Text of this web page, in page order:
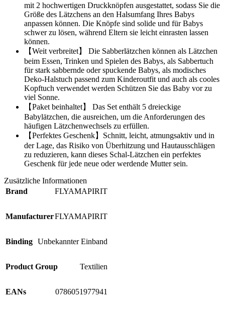
mit 2 hochwertigen Druckknöpfen ausgestattet, sodass Sie die
Größe des Lätzchens an den Halsumfang Ihres Babys
anpassen können. Die Knöpfe sind solide und für Babys
schwer zu lösen, während Eltern sie leicht einrasten lassen
können.
【Weit verbreitet】 Die Sabberlätzchen können als Lätzchen
beim Essen, Trinken und Spielen des Babys, als Sabbertuch
für stark sabbernde oder spuckende Babys, als modisches
Deko-Halstuch passend zum Kinderoutfit und auch als cooles
Kopftuch verwendet werden Schützen Sie das Baby vor zu
viel Sonne.
【Paket beinhaltet】 Das Set enthält 5 dreieckige
Babylätzchen, die ausreichen, um die Anforderungen des
häufigen Lätzchenwechsels zu erfüllen.
【Perfektes Geschenk】Schnitt, leicht, atmungsaktiv und in
der Lage, das Risiko von Überhitzung und Hautausschlägen
zu reduzieren, kann dieses Schal-Lätzchen ein perfektes
Geschenk für jede neue oder werdende Mutter sein.
Zusätzliche Informationen
Brand
FLYAMAPIRIT
ManufacturerFLYAMAPIRIT
Binding Unbekannter Einband
Product Group Textilien
EANs 0786051977941